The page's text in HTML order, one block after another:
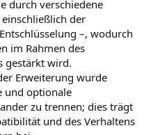
durch verschiedene
der
–, wodurch
im Rahmen des
gestärkt wird.
Erweiterung wurde
und optionale
zu trennen; dies trägt
und des Verhaltens